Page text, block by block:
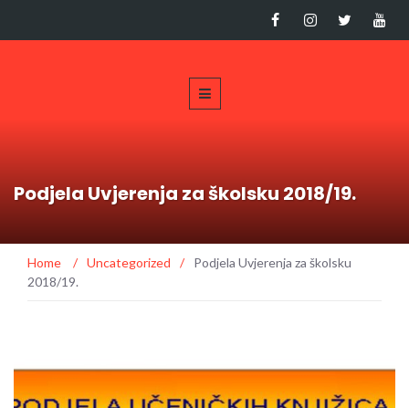
Podjela Uvjerenja za školsku 2018/19.
Home / Uncategorized /
Podjela Uvjerenja za školsku
2018/19.